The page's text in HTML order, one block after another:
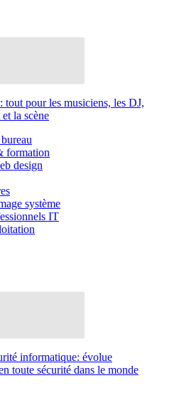
tout pour les musiciens, les DJ,
la scène
formation
design
système
IT
informatique: évolue
toute sécurité dans le monde